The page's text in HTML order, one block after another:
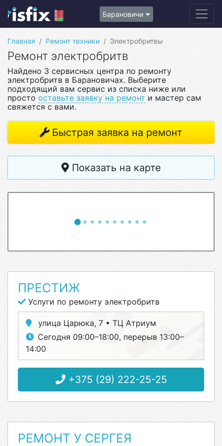
Барановичи
Главная Ремонт техники Электробритвы
Ремонт электробритв
Найдено 3 сервисных центра по ремонту
электробритв в Барановичах. Выберите
подходящий вам сервис из списка ниже или
просто оставьте заявку на ремонт и мастер сам
свяжется с вами.
Быстрая заявка на ремонт
Показать на карте
ПРЕСТИЖ
Услуги по ремонту электробритв
улица Царюка, 7 • ТЦ Атриум
Сегодня 09:00–18:00, перерыв 13:00–
14:00
+375 (29) 222-25-25
РЕМОНТ У СЕРГЕЯ